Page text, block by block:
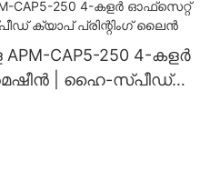
CAP5-250 4-കളർ
മെഷീൻ | ഹൈ-സ്പീഡ്